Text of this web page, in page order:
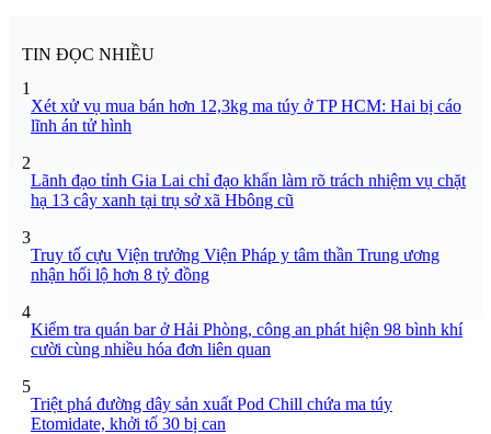
TIN ĐỌC NHIỀU
1
Xét xử vụ mua bán hơn 12,3kg ma túy ở TP HCM: Hai bị cáo
lĩnh án tử hình
2
Lãnh đạo tỉnh Gia Lai chỉ đạo khẩn làm rõ trách nhiệm vụ chặt
hạ 13 cây xanh tại trụ sở xã Hbông cũ
3
Truy tố cựu Viện trưởng Viện Pháp y tâm thần Trung ương
nhận hối lộ hơn 8 tỷ đồng
4
Kiểm tra quán bar ở Hải Phòng, công an phát hiện 98 bình khí
cười cùng nhiều hóa đơn liên quan
5
Triệt phá đường dây sản xuất Pod Chill chứa ma túy
Etomidate, khởi tố 30 bị can